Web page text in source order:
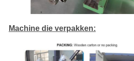
Machine die verpakken: